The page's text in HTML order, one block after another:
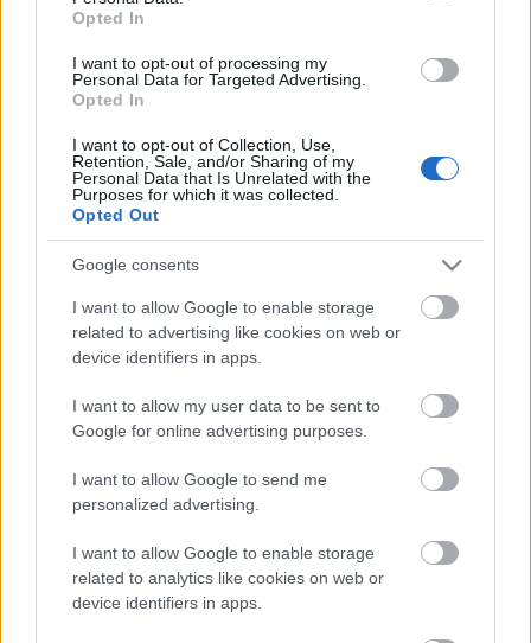
Opted In
I want to opt-out of processing my
Personal Data for Targeted Advertising.
Opted In
I want to opt-out of Collection, Use,
Retention, Sale, and/or Sharing of my
Personal Data that Is Unrelated with the
Purposes for which it was collected.
Opted Out
Google consents
I want to allow Google to enable storage
related to advertising like cookies on web or
device identifiers in apps.
I want to allow my user data to be sent to
Google for online advertising purposes.
I want to allow Google to send me
personalized advertising.
I want to allow Google to enable storage
related to analytics like cookies on web or
device identifiers in apps.
Kilencven esztendős korában elhunyt Andrzej Wajda,
Oscar-életműdíjas lengyel filmrendező, a lengyel
mozi ikonikus alakja, az úgynevezett Lengyel
Filmiskola atyja. Wajda még az elmúlt években is
kapcsán ismerheti. Talán nem túlzás azt mondani:
Wałęsa - A remény embere